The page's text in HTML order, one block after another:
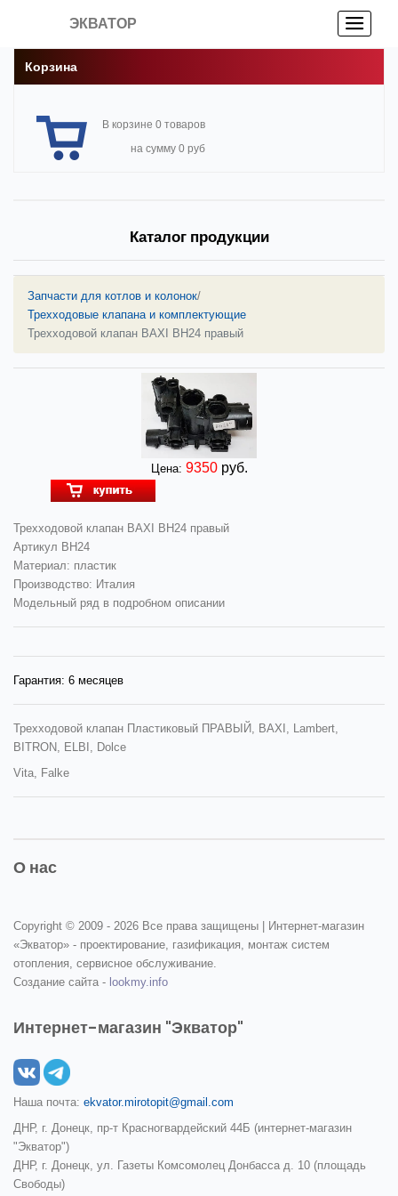
ЭКВАТОР
Корзина
В корзине 0 товаров
на сумму 0 руб
Каталог продукции
Запчасти для котлов и колонок/
Трехходовые клапана и комплектующие
Трехходовой клапан BAXI BH24 правый
Цена: 9350 руб.
Трехходовой клапан BAXI BH24 правый
Артикул BH24
Материал: пластик
Производство: Италия
Модельный ряд в подробном описании
Гарантия: 6 месяцев
Трехходовой клапан Пластиковый ПРАВЫЙ, BAXI, Lambert,
BITRON, ELBI, Dolce
Vita, Falke
О нас
Copyright © 2009 - 2026 Все права защищены | Интернет-магазин
«Экватор» - проектирование, газификация, монтаж систем
отопления, сервисное обслуживание.
Создание сайта - lookmy.info
Интернет-магазин "Экватор"
Наша почта: ekvator.mirotopit@gmail.com
ДНР, г. Донецк, пр-т Красногвардейский 44Б (интернет-магазин
"Экватор")
ДНР, г. Донецк, ул. Газеты Комсомолец Донбасса д. 10 (площадь
Свободы)